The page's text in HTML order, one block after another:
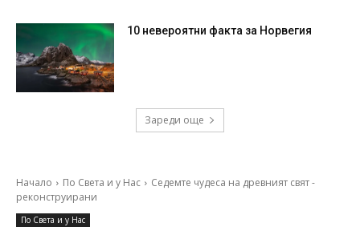
10 невероятни факта за Норвегия
Зареди още